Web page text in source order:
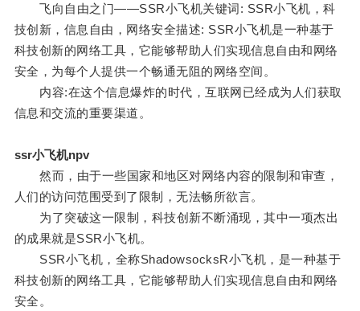
飞向自由之门——SSR小飞机关键词: SSR小飞机，科
技创新，信息自由，网络安全描述: SSR小飞机是一种基于
科技创新的网络工具，它能够帮助人们实现信息自由和网络
安全，为每个人提供一个畅通无阻的网络空间。
内容:在这个信息爆炸的时代，互联网已经成为人们获取
信息和交流的重要渠道。
ssr小飞机npv
然而，由于一些国家和地区对网络内容的限制和审查，
人们的访问范围受到了限制，无法畅所欲言。
为了突破这一限制，科技创新不断涌现，其中一项杰出
的成果就是SSR小飞机。
SSR小飞机，全称ShadowsocksR小飞机，是一种基于
科技创新的网络工具，它能够帮助人们实现信息自由和网络
安全。